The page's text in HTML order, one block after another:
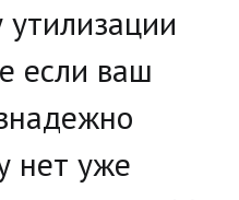
утилизации
если ваш
нет уже